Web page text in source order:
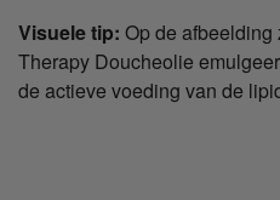
Visuele tip: Op de
Therapy Doucheolie
de actieve voeding van de